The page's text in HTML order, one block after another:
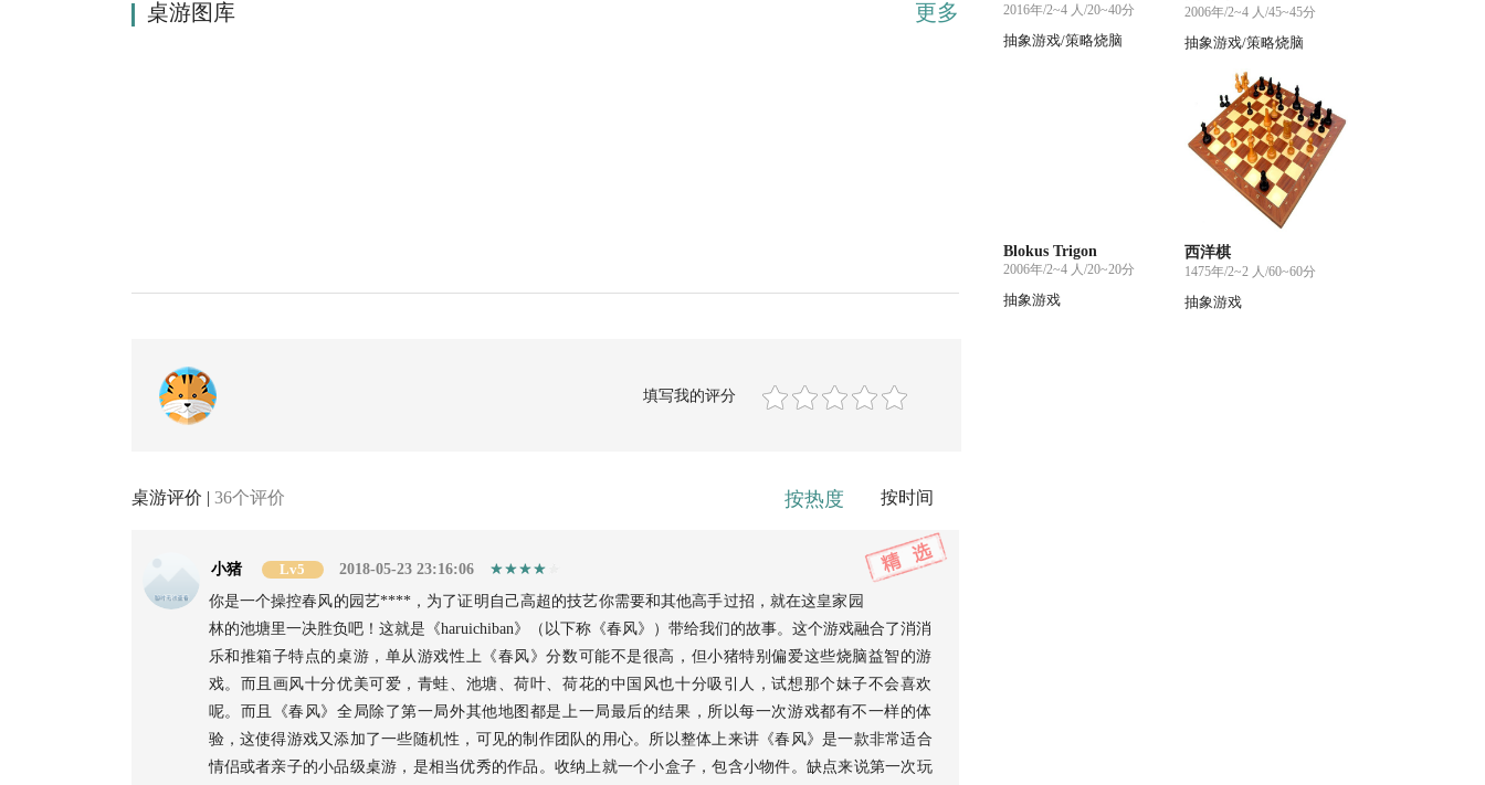
桌游图库 更多
填写我的评分
桌游评价 | 36个评价 按热度 按时间
小猪 Lv5
2018-05-23 23:16:06
你是一个操控春风的园艺****，为了证明自己高超的技艺你需要和其他高手过招，就在这皇家园
林的池塘里一决胜负吧！这就是《haruichiban》（以下称《春风》）带给我们的故事。这个游戏融合了消消
乐和推箱子特点的桌游，单从游戏性上《春风》分数可能不是很高，但小猪特别偏爱这些烧脑益智的游
戏。而且画风十分优美可爱，青蛙、池塘、荷叶、荷花的中国风也十分吸引人，试想那个妹子不会喜欢
呢。而且《春风》全局除了第一局外其他地图都是上一局最后的结果，所以每一次游戏都有不一样的体
验，这使得游戏又添加了一些随机性，可见的制作团队的用心。所以整体上来讲《春风》是一款非常适合
情侣或者亲子的小品级桌游，是相当优秀的作品。收纳上就一个小盒子，包含小物件。缺点来说第一次玩
2016年/2~4 人/20~40分
抽象游戏/策略烧脑
2006年/2~4 人/45~45分
抽象游戏/策略烧脑
Blokus Trigon
2006年/2~4 人/20~20分
抽象游戏
西洋棋
1475年/2~2 人/60~60分
抽象游戏